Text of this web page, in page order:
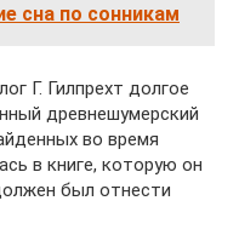
сна по сонникам
Г. Гилпрехт долгое
древнешумерский
во время
в книге, которую он
был отнести